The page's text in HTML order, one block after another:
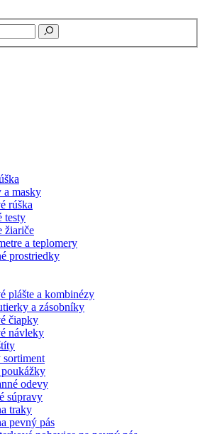
a masky
rúška
testy
žiariče
a teplomery
prostriedky
plášte a kombinézy
a zásobníky
čiapky
návleky
odevy
súpravy
traky
pevný pás